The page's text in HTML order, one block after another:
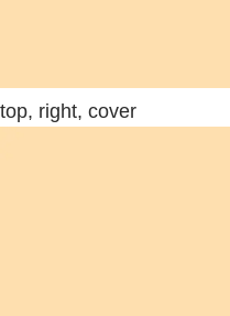
top, right, cover